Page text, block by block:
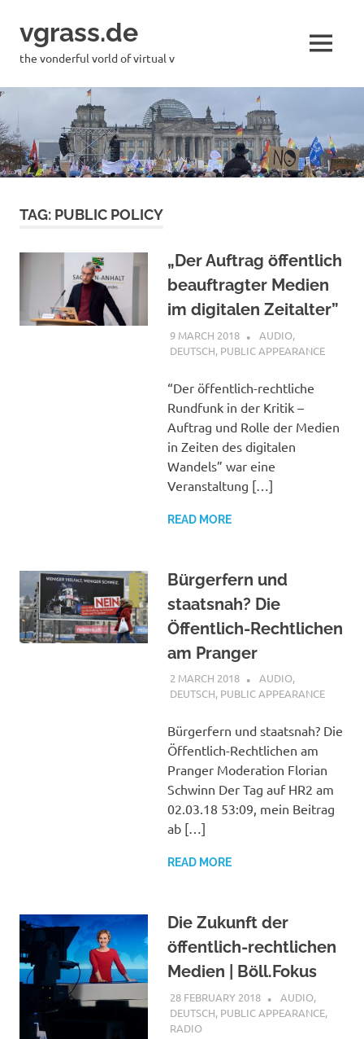
content
vgrass.de
the vonderful vorld of virtual v MENU
TAG: PUBLIC POLICY
„Der Auftrag öffentlich
beauftragter Medien
im digitalen Zeitalter”
9 MARCH 2018 VGRASS
AUDIO,
DEUTSCH, PUBLIC APPEARANCE
“Der öffentlich-rechtliche
Rundfunk in der Kritik –
Auftrag und Rolle der Medien
in Zeiten des digitalen
Wandels” war eine
Veranstaltung […]
READ MORE
Bürgerfern und
staatsnah? Die
Öffentlich-Rechtlichen
am Pranger
2 MARCH 2018 VGRASS
AUDIO,
DEUTSCH, PUBLIC APPEARANCE
Bürgerfern und staatsnah? Die
Öffentlich-Rechtlichen am
Pranger Moderation Florian
Schwinn Der Tag auf HR2 am
02.03.18 53:09, mein Beitrag
ab […]
READ MORE
Die Zukunft der
öffentlich-rechtlichen
Medien | Böll.Fokus
28 FEBRUARY 2018 VGRASS
AUDIO,
DEUTSCH, PUBLIC APPEARANCE,
RADIO